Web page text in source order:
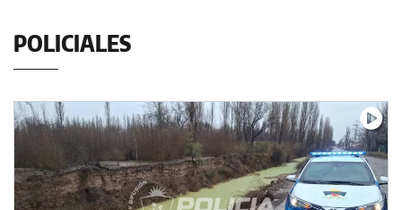
POLICIALES